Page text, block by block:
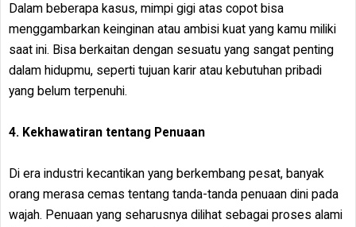
Dalam beberapa kasus, mimpi gigi atas copot bisa
menggambarkan keinginan atau ambisi kuat yang kamu miliki
saat ini. Bisa berkaitan dengan sesuatu yang sangat penting
dalam hidupmu, seperti tujuan karir atau kebutuhan pribadi
yang belum terpenuhi.
4. Kekhawatiran tentang Penuaan
Di era industri kecantikan yang berkembang pesat, banyak
orang merasa cemas tentang tanda-tanda penuaan dini pada
wajah. Penuaan yang seharusnya dilihat sebagai proses alami